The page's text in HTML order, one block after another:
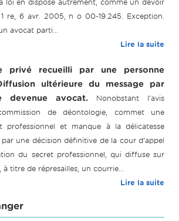
loi en dispose autrement, comme un devoir
re, 6 avr. 2005, n o 00-19.245. Exception.
avocat parti...
Lire la suite
privé recueilli par une personne
ultérieure du message par
devenue avocat.
Nonobstant l’avis
de déontologie, commet une
professionnel et manque à la délicatesse
par une décision définitive de la cour d’appel
du secret professionnel, qui diffuse sur
à titre de répresailles, un courrie...
Lire la suite